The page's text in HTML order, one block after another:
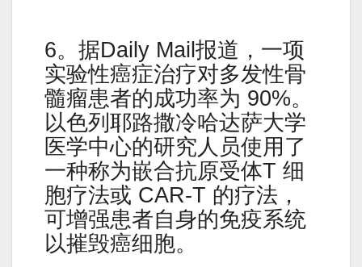
6。据Daily Mail报道，一项
实验性癌症治疗对多发性骨
髓瘤患者的成功率为 90%。
以色列耶路撒冷哈达萨大学
医学中心的研究人员使用了
一种称为嵌合抗原受体T 细
胞疗法或 CAR-T 的疗法，
可增强患者自身的免疫系统
以摧毁癌细胞。